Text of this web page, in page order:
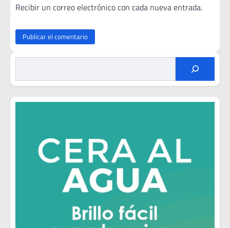
Recibir un correo electrónico con cada nueva entrada.